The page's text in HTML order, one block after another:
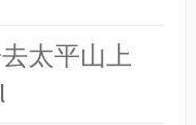
太平山上